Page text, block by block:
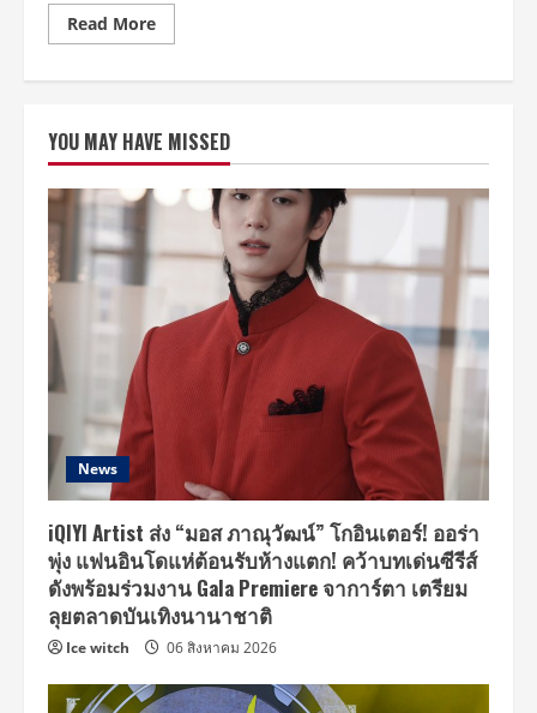
โป๊ะ
จุ๊บ
ปาก
ชา
Read MoreRead
more
วอร์”
บอก
รัก
ด้อม
หมูยอ
ROOMS
ตำแหน่ง
YOU MAY HAVE MISSED
News
iQIYI Artist ส่ง “มอส ภาณุวัฒน์” โกอินเตอร์! ออร่า
พุ่ง แฟนอินโดแห่ต้อนรับห้างแตก! คว้าบทเด่นซีรีส์
ดังพร้อมร่วมงาน Gala Premiere จาการ์ตา เตรียม
ลุยตลาดบันเทิงนานาชาติ
Ice witch 06 สิงหาคม 2026